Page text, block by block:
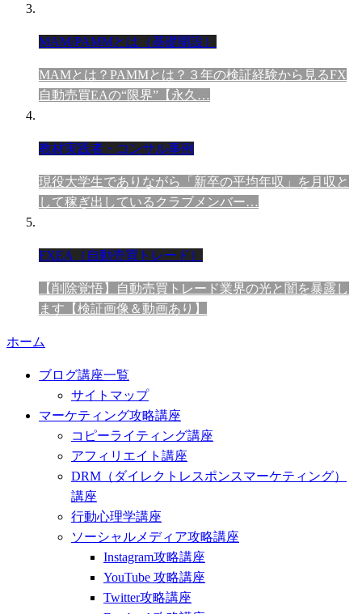
MAM/PAMMとは（基礎開設）
MAMとは？PAMMとは？３年の検証経験から見るFX
自動売買EAの“限界”【永久…
教材実践者・コンサル事例
現役大学生でありながら「新卒の平均年収」を月収と
して稼ぎ出しているクラブメンバー…
FXEA（自動売買トレード）
【削除覚悟】自動売買トレード業界の光と闇を暴露し
ます【検証画像＆動画あり】
ホーム
ブログ講座一覧
サイトマップ
マーケティング攻略講座
コピーライティング講座
アフィリエイト講座
DRM（ダイレクトレスポンスマーケティング）
講座
行動心理学講座
ソーシャルメディア攻略講座
Instagram攻略講座
YouTube 攻略講座
Twitter攻略講座